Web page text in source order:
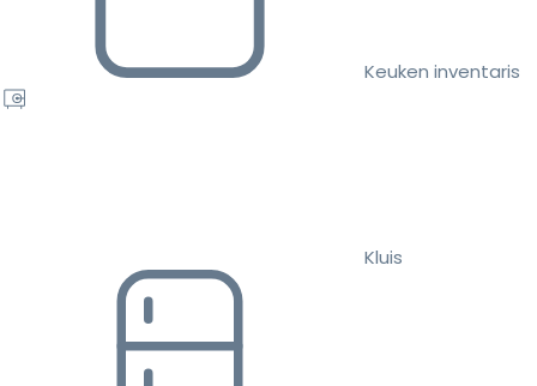
Keuken inventaris
Kluis